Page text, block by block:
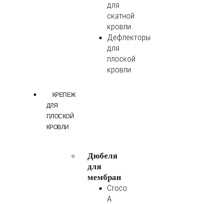
для
скатной
кровли
Дефлекторы
для
плоской
кровли
КРЕПЕЖ
ДЛЯ
ПЛОСКОЙ
КРОВЛИ
Дюбеля
для
мембран
Croco
A